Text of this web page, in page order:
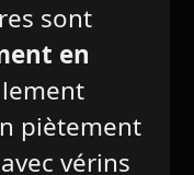
sont
en
piètement
vérins